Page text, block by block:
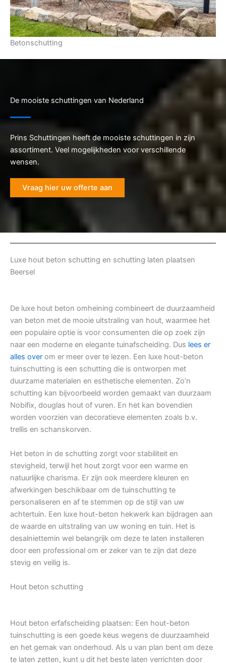
Betonschutting
De mooiste schuttingen van Nederland
Prins Schuttingen heeft de mooiste schuttingen in zijn
assortiment. Veel mogelijkheden voor verschillende
wensen.
Vraag hier uw offerte aan
Luxe hout beton schutting en schutting laten plaatsen
Beersel
De luxe hout beton omheining combineert de duurzaamheid
van beton met de mooie uitstraling van hout, waarmee het
een populaire optie is voor consumenten die op zoek zijn
naar een moderne en elegante tuinafscheiding. Dus lees er
alles over om er meer over te lezen. Een luxe hout-beton
tuinschutting is een schutting die is ontworpen met
duurzame materialen en esthetische elementen. Zo’n
schutting kan bijvoorbeeld worden gemaakt van duurzaam
Nobifix, douglas hout of vuren. En het kan bovendien
worden voorzien van decoratieve elementen zoals b.v.
trellis en schanskorven.
Het beton in de schutting zorgt voor stabiliteit en
stevigheid, terwijl het hout zorgt voor een warme en
natuurlijke charisma. Er zijn ook meerdere kleuren en
afwerkingen beschikbaar om de tuinschutting te
personaliseren en af te stemmen op de stijl van uw
achtertuin. Een luxe hout-beton hekwerk kan bijdragen aan
de waarde en uitstraling van uw woning en tuin. Het is
desalniettemin wel belangrijk om deze te laten installeren
door een professional om er zeker van te zijn dat deze
stevig en veilig is.
Hout beton schutting
Hout beton erfafscheiding plaatsen: Een hout-beton
tuinschutting is een goede keus wegens de duurzaamheid
en het gemak van onderhoud. Als u van plan bent om deze
te laten zetten, kunt u dit het beste laten verrichten door